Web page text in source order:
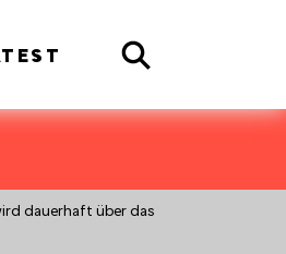
dauerhaft über das
Search